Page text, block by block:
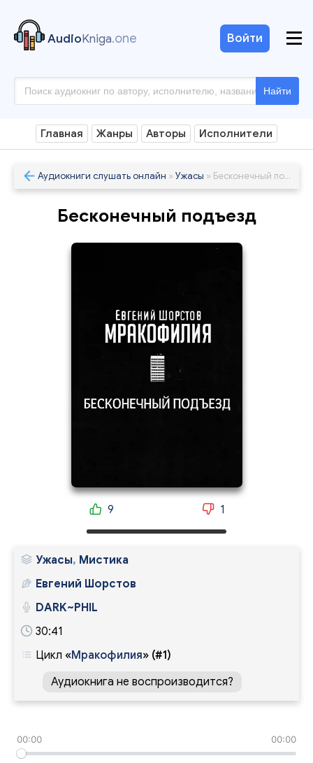
AudioKniga.one
Найти
Войти
Главная Жанры Авторы Исполнители
Аудиокниги слушать онлайн » Ужасы » Бесконечный подъезд
Бесконечный подъезд
9 1
Ужасы, Мистика
Евгений Шорстов
DARK~PHIL
30:41
Цикл «Мракофилия» (#1)
Аудиокнига не воспроизводится?
00:00 00:00